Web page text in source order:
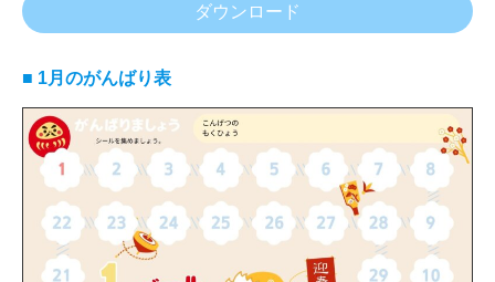
ダウンロード
■ 1月のがんばり表